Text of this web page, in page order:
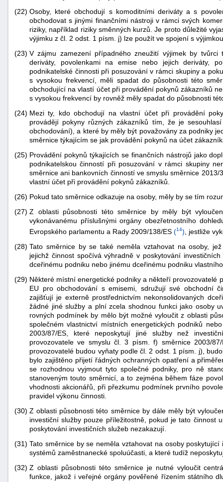
(22) Osoby, které obchodují s komoditními deriváty a s
obchodovat s jinými finančními nástroji v rámci svých
riziky, například riziky směnných kurzů. Je proto důležité
výjimku z čl. 2 odst. 1 písm. j) lze použít ve spojení s
(23) V zájmu zamezení případného zneužití výjimek by
deriváty, povolenkami na emise nebo jejich deriváty,
podnikatelské činnosti při posuzování v rámci skupiny a
s vysokou frekvencí, měli spadat do působnosti této
obchodující na vlastí účet při provádění pokynů zákazníků
s vysokou frekvencí by rovněž měly spadat do působnosti
(24) Mezi ty, kdo obchodují na vlastní účet při provádění
provádějí pokyny různých zákazníků tím, že je
obchodování), a které by měly být považovány za podniky
směrnice týkajícím se jak provádění pokynů na účet
(25) Provádění pokynů týkajících se finančních nástrojů jako
podnikatelskou činností při posuzování v rámci skupiny
směrnice ani bankovních činností ve smyslu směrnice
vlastní účet při provádění pokynů zákazníků.
(26) Pokud tato směrnice odkazuje na osoby, měly by se tím
(27) Z oblasti působnosti této směrnice by měly být
vykonávanému příslušnými orgány obezřetnostního
Evropského parlamentu a Rady 2009/138/ES (14) , jestliže
(28) Tato směrnice by se také neměla vztahovat na osoby,
jejichž činnost spočívá výhradně v poskytování
dceřinému podniku nebo jinému dceřinému podniku
(29) Některé místní energetické podniky a někteří provozovatelé
EU pro obchodování s emisemi, sdružují své obchodní
zajišťují je externě prostřednictvím nekonsolidovaných
žádné jiné služby a plní zcela shodnou funkci jako osoby
rovných podmínek by mělo být možné vyloučit z oblasti
společném vlastnictví místních energetických podniků
2003/87/ES, které neposkytují jiné služby než
provozovatele ve smyslu čl. 3 písm. f) směrnice 2003/
provozovatelé budou vyňaty podle čl. 2 odst. 1 písm. j),
bylo zajištěno přijetí řádných ochranných opatření a
se rozhodnou vyjmout tyto společné podniky, pro ně
stanoveným touto směrnicí, a to zejména během fáze
vhodnosti akcionářů, při přezkumu podmínek prvního
pravidel výkonu činnosti.
(30) Z oblasti působnosti této směrnice by dále měly být
investiční služby pouze příležitostně, pokud je tato činnost
poskytování investičních služeb nezakazují.
(31) Tato směrnice by se neměla vztahovat na osoby
systémů zaměstnanecké spoluúčasti, a které tudíž
(32) Z oblasti působnosti této směrnice je nutné vyloučit
funkce, jakož i veřejné orgány pověřené řízením státního